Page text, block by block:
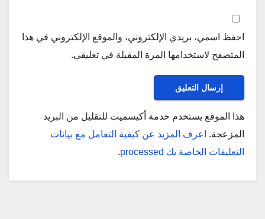
احفظ اسمي، بريدي الإلكتروني، والموقع الإلكتروني في هذا
المتصفح لاستخدامها المرة المقبلة في تعليقي.
هذا الموقع يستخدم خدمة أكيسميت للتقليل من البريد
المزعجة.
اعرف المزيد عن كيفية التعامل مع بيانات
التعليقات الخاصة بك processed
.